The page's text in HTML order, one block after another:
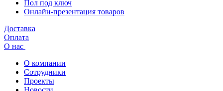
Пол под ключ
Онлайн-презентация товаров
Доставка
Оплата
О нас
О компании
Сотрудники
Проекты